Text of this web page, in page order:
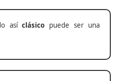
asíclásico puede ser una